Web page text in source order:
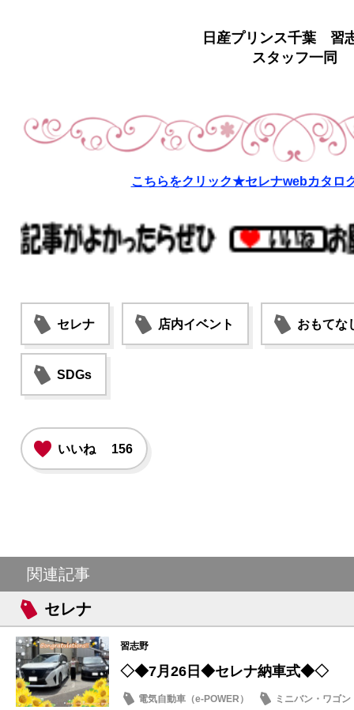
日産プリンス千葉 習
スタッフ一同
こちらをクリック★セレナwebカタロ
セレナ 店内イベント おもてな
SDGs
いいね 156
関連記事
セレナ
習志野
◇◆7月26日◆セレナ納車式◆◇
電気自動車（e-POWER）
ミニバン・ワゴン